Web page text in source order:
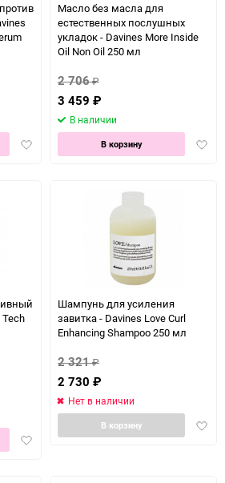
Добавить
Масло без масла для
естественных послушных
укладок - Davines More Inside
Oil Non Oil 250 мл
2 706₽
3 459 ₽
В наличии
В корзину
Добавить
Шампунь для усиления
завитка - Davines Love Curl
Enhancing Shampoo 250 мл
2 321₽
2 730 ₽
Нет в наличии
В корзину